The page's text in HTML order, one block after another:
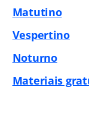
Matutino
Vespertino
Noturno
Materiais